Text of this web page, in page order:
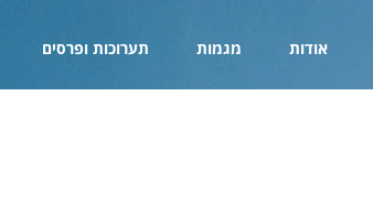
אודות מגמות תערוכות ופרסים